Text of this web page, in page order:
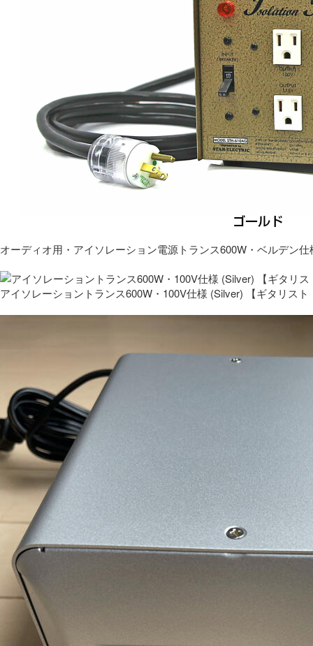
オーディオ用・アイソレーション電源トランス600W・ベルデン仕
アイソレーショントランス600W・100V仕様 (Silver) 【ギタリス